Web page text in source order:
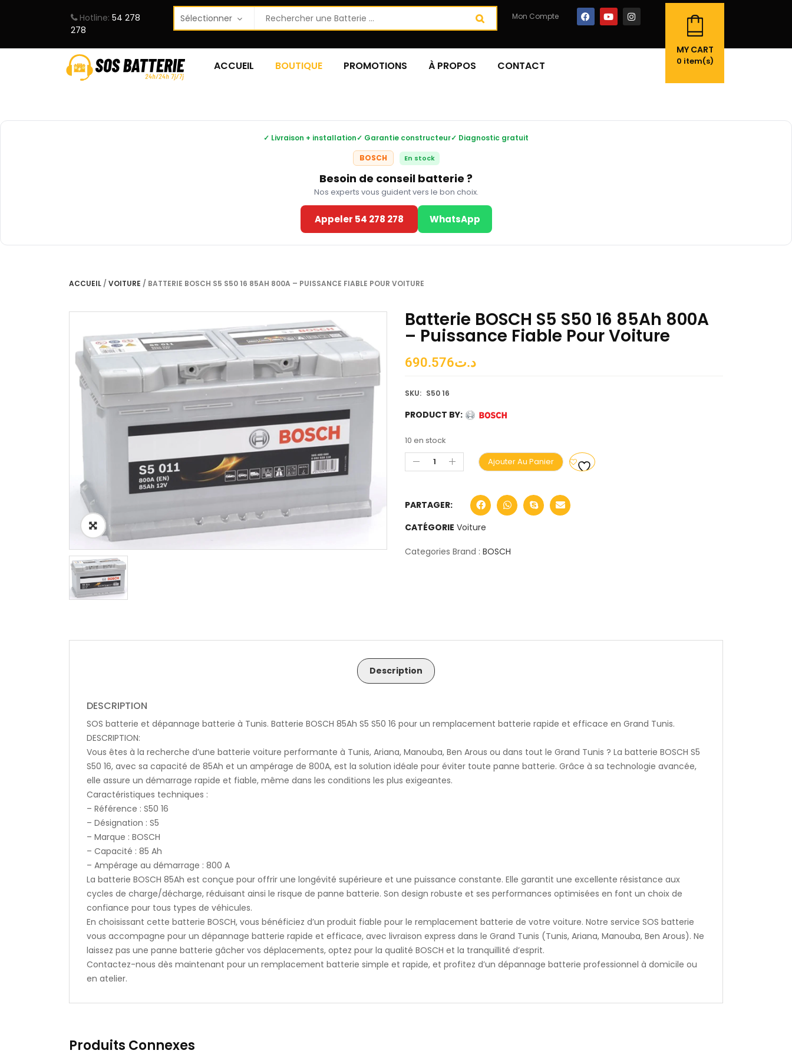
Hotline: 54 278
278
Mon Compte
ACCUEIL BOUTIQUE PROMOTIONS À PROPOS CONTACT
MY CART
0 item(s)
✓ Livraison + installation✓ Garantie constructeur✓ Diagnostic gratuit
BOSCH
En stock
Besoin de conseil batterie ?
Nos experts vous guident vers le bon choix.
Appeler 54 278 278 WhatsApp
ACCUEIL / VOITURE / BATTERIE BOSCH S5 S50 16 85AH 800A – PUISSANCE FIABLE POUR VOITURE
Batterie BOSCH S5 S50 16 85Ah 800A
– Puissance Fiable Pour Voiture
د.ت690.576
SKU: S50 16
PRODUCT BY:
10 en stock
Ajouter Au Panier
PARTAGER:
CATÉGORIE Voiture
Categories Brand : BOSCH
Description
DESCRIPTION
SOS batterie et dépannage batterie à Tunis. Batterie BOSCH 85Ah S5 S50 16 pour un remplacement batterie rapide et efficace en Grand Tunis.
DESCRIPTION:
Vous êtes à la recherche d’une batterie voiture performante à Tunis, Ariana, Manouba, Ben Arous ou dans tout le Grand Tunis ? La batterie BOSCH S5
S50 16, avec sa capacité de 85Ah et un ampérage de 800A, est la solution idéale pour éviter toute panne batterie. Grâce à sa technologie avancée,
elle assure un démarrage rapide et fiable, même dans les conditions les plus exigeantes.
Caractéristiques techniques :
– Référence : S50 16
– Désignation : S5
– Marque : BOSCH
– Capacité : 85 Ah
– Ampérage au démarrage : 800 A
La batterie BOSCH 85Ah est conçue pour offrir une longévité supérieure et une puissance constante. Elle garantit une excellente résistance aux
cycles de charge/décharge, réduisant ainsi le risque de panne batterie. Son design robuste et ses performances optimisées en font un choix de
confiance pour tous types de véhicules.
En choisissant cette batterie BOSCH, vous bénéficiez d’un produit fiable pour le remplacement batterie de votre voiture. Notre service SOS batterie
vous accompagne pour un dépannage batterie rapide et efficace, avec livraison express dans le Grand Tunis (Tunis, Ariana, Manouba, Ben Arous). Ne
laissez pas une panne batterie gâcher vos déplacements, optez pour la qualité BOSCH et la tranquillité d’esprit.
Contactez-nous dès maintenant pour un remplacement batterie simple et rapide, et profitez d’un dépannage batterie professionnel à domicile ou
en atelier.
Produits Connexes